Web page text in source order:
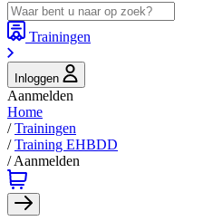
Trainingen
Inloggen
Aanmelden
Home
/Trainingen
/Training EHBDD
/Aanmelden